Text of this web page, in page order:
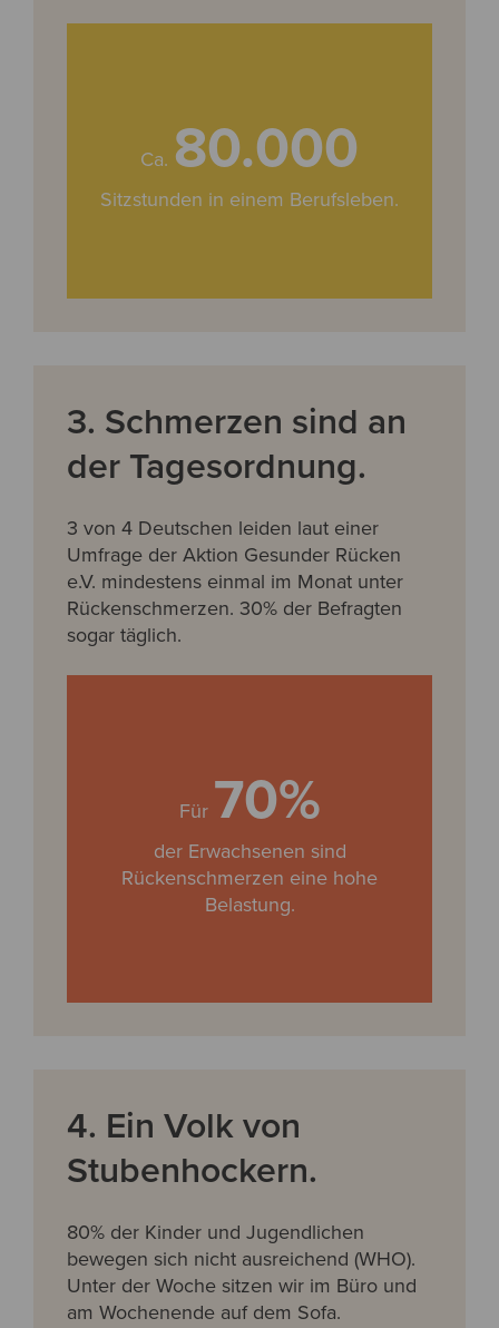
Ca. 80.000
Sitzstunden in einem Berufsleben.
3. Schmerzen sind an
der Tagesordnung.
3 von 4 Deutschen leiden laut einer
Umfrage der Aktion Gesunder Rücken
e.V. mindestens einmal im Monat unter
Rückenschmerzen. 30% der Befragten
sogar täglich.
Für 70%
der Erwachsenen sind
Rückenschmerzen eine hohe
Belastung.
4. Ein Volk von
Stubenhockern.
80% der Kinder und Jugendlichen
bewegen sich nicht ausreichend (WHO).
Unter der Woche sitzen wir im Büro und
am Wochenende auf dem Sofa.